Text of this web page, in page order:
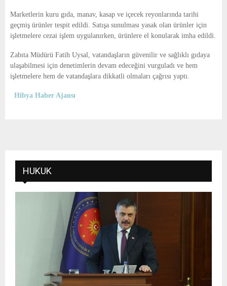
U
Marketlerin kuru gıda, manav, kasap ve içecek reyonlarında tarihi
geçmiş ürünler tespit edildi. Satışa sunulması yasak olan ürünler için
işletmelere cezai işlem uygulanırken, ürünlere el konularak imha edildi.
Zabıta Müdürü Fatih Uysal, vatandaşların güvenilir ve sağlıklı gıdaya
ulaşabilmesi için denetimlerin devam edeceğini vurguladı ve hem
işletmelere hem de vatandaşlara dikkatli olmaları çağrısı yaptı.
Hibya Haber Ajansı
HUKUK